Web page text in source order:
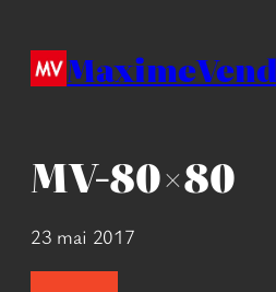
contenu
MV-80×80
23 mai 2017